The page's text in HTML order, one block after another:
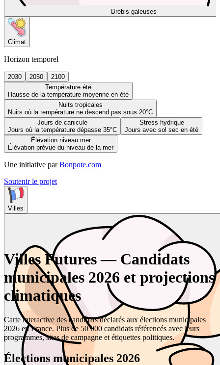
Brebis galeuses
Climat
Horizon temporel
2030 2050
2100
Température été
Hausse de la température moyenne en été
Nuits tropicales
Nuits où la température ne descend pas sous 20°C
Jours de canicule
Jours où la température dépasse 35°C
Stress hydrique
Jours avec sol sec en été
Élévation niveau mer
Élévation prévue du niveau de la mer
Une initiative par Bonpote.com
Soutenir le projet
Villes
Villes Futures — Candidats
municipales 2026 et projections
climatiques
Carte interactive des candidats déclarés aux élections municipales
2026 en France. Plus de 50 000 candidats référencés avec leurs
programmes, sites de campagne et étiquettes politiques.
Élections municipales 2026